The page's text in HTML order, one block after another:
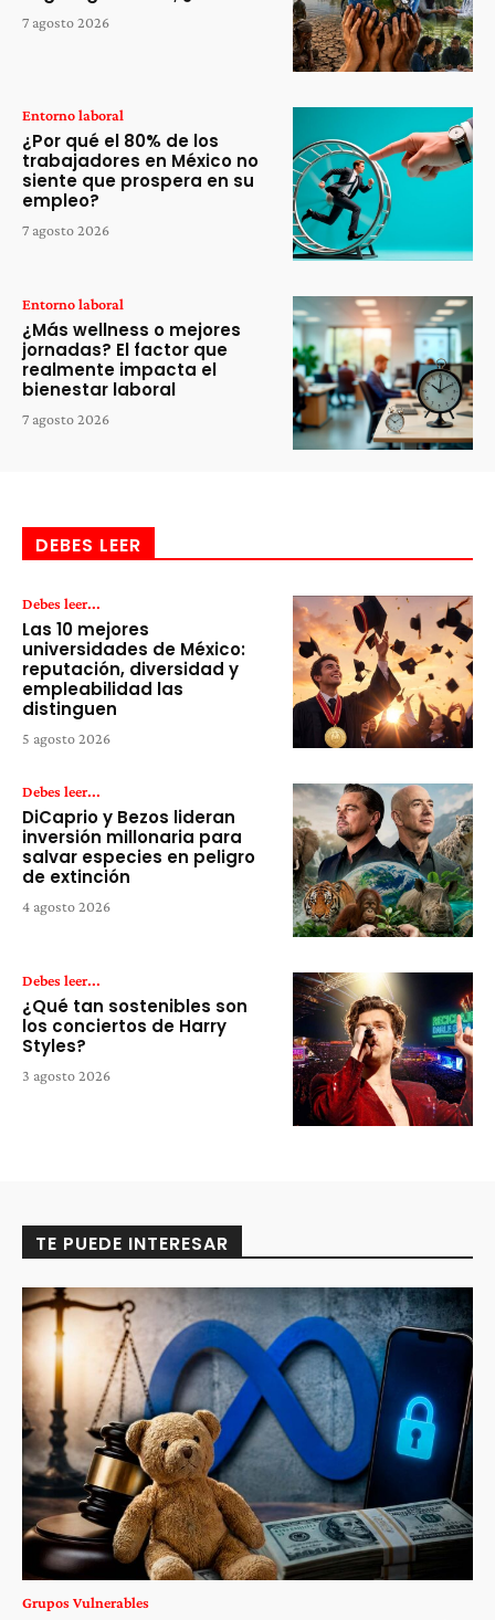
7 agosto 2026
Entorno laboral
¿Por qué el 80% de los
trabajadores en México no
siente que prospera en su
empleo?
7 agosto 2026
Entorno laboral
¿Más wellness o mejores
jornadas? El factor que
realmente impacta el
bienestar laboral
7 agosto 2026
DEBES LEER
Debes leer...
Las 10 mejores
universidades de México:
reputación, diversidad y
empleabilidad las
distinguen
5 agosto 2026
Debes leer...
DiCaprio y Bezos lideran
inversión millonaria para
salvar especies en peligro
de extinción
4 agosto 2026
Debes leer...
¿Qué tan sostenibles son
los conciertos de Harry
Styles?
3 agosto 2026
TE PUEDE INTERESAR
Grupos Vulnerables